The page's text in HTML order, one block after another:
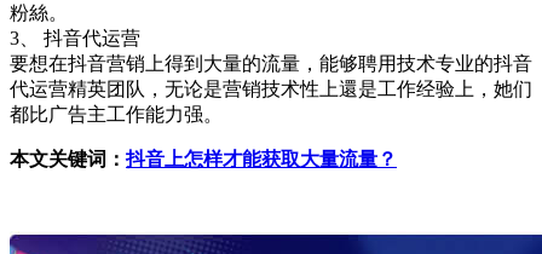
粉絲。
3、 抖音代运营
要想在抖音营销上得到大量的流量，能够聘用技术专业的抖音
代运营精英团队，无论是营销技术性上還是工作经验上，她们
都比广告主工作能力强。
本文关键词：抖音上怎样才能获取大量流量？